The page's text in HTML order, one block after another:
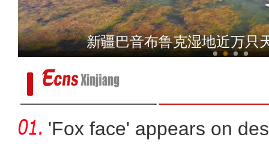
新疆边境小县上千只灰
新疆巴音布鲁克湿地近万只
'Fox face' appears on